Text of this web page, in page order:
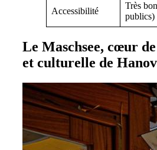
Accessibilité
Très
publics)
Le Maschsee, cœur
et culturelle de